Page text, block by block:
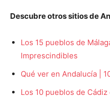
Descubre otros sitios de
Los 15 pueblos de
Imprescindibles
Qué ver en Andalucía |
Los 10 pueblos de